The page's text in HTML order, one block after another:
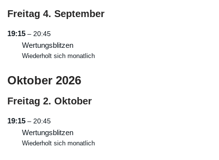
Freitag 4. September
19:15 – 20:45
Wertungsblitzen
Wiederholt sich monatlich
Oktober 2026
Freitag 2. Oktober
19:15 – 20:45
Wertungsblitzen
Wiederholt sich monatlich